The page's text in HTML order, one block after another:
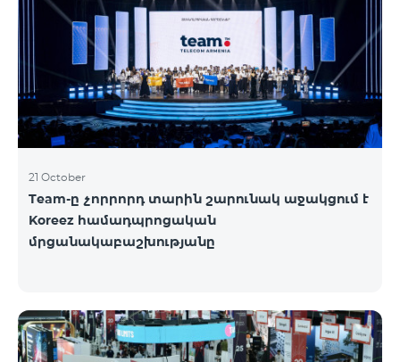
21 October
Team-ը չորրորդ տարին շարունակ աջակցում է
Koreez համադպրոցական
մրցանակաբաշխությանը